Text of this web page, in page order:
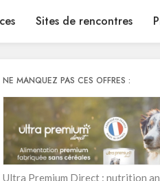
Sites de rencontres
NE MANQUEZ PAS CES OFFRES :
Ultra Premium Direct : nutrition